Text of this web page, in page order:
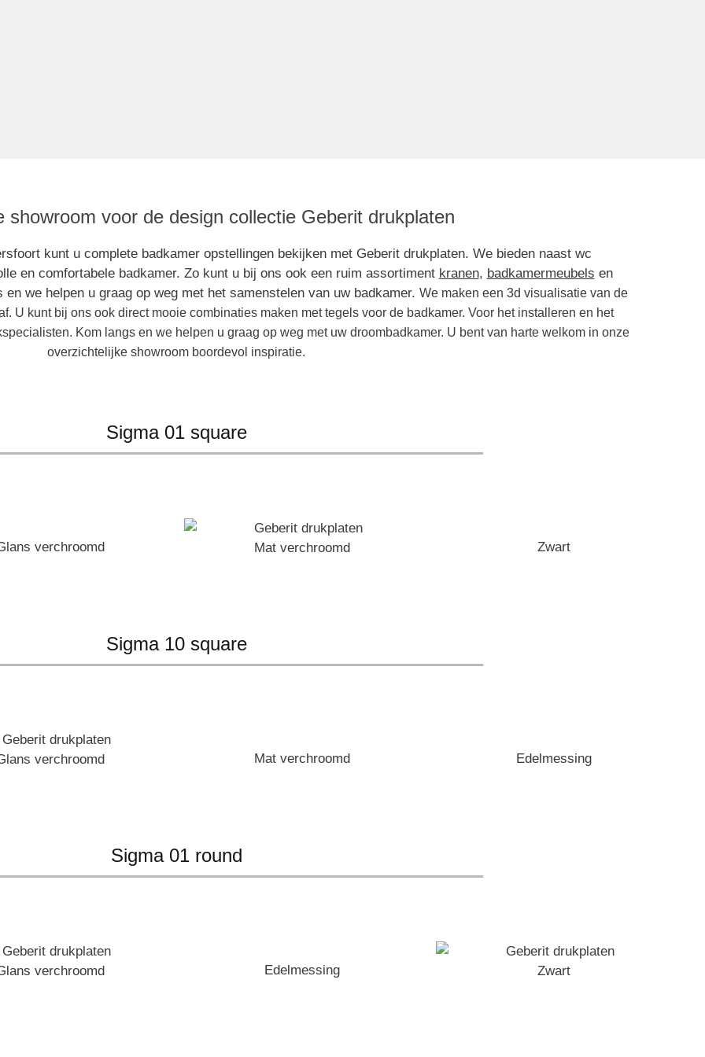
showroom voor de design collectie Geberit drukplaten
kunt u complete badkamer opstellingen bekijken met Geberit drukplaten. We bieden naast wc
en comfortabele badkamer. Zo kunt u bij ons ook een ruim assortiment kranen, badkamermeubels en
we helpen u graag op weg met het samenstelen van uw badkamer. We maken een 3d visualisatie van de
U kunt bij ons ook direct mooie combinaties maken met tegels voor de badkamer. Voor het installeren en het
Kom langs en we helpen u graag op weg met uw droombadkamer. U bent van harte welkom in onze
overzichtelijke showroom boordevol inspiratie.
Sigma 01 square
verchroomd Mat verchroomd Zwart
Sigma 10 square
verchroomd Mat verchroomd Edelmessing
Sigma 01 round
verchroomd Edelmessing Zwart